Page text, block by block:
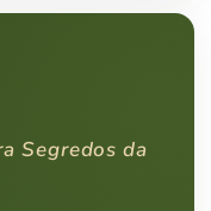
Segredos da